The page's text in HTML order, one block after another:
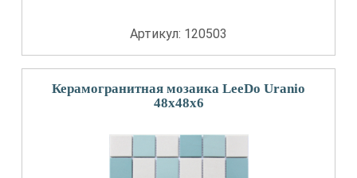
Артикул: 120503
Керамогранитная мозаика LeeDo Uranio
48x48x6